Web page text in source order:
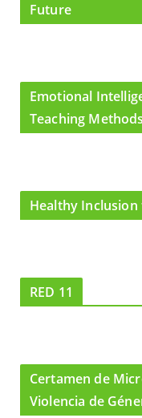
Future
Emotional
Teaching Methods
Healthy
RED 11
Certamen de
Violencia de